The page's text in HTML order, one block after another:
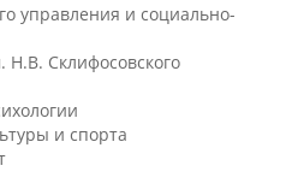
управления и социально-
Склифосовского
и спорта